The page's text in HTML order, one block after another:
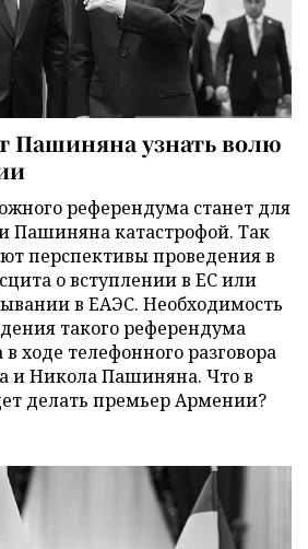
Пашиняна узнать волю
референдума станет для
Пашиняна катастрофой. Так
перспективы проведения в
о вступлении в ЕС или
в ЕАЭС. Необходимость
такого референдума
ходе телефонного разговора
и Никола Пашиняна. Что в
делать премьер Армении?